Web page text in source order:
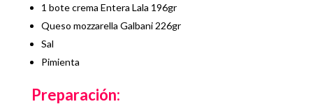
1 bote crema Entera Lala 196gr
Queso mozzarella Galbani 226gr
Sal
Pimienta
Preparación: